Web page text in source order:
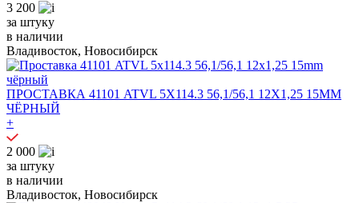
3 200
за штуку
в наличии
Владивосток, Новосибирск
ПРОСТАВКА 41101 ATVL 5X114.3 56,1/56,1 12X1,25 15MM
ЧЁРНЫЙ
+
2 000
за штуку
в наличии
Владивосток, Новосибирск